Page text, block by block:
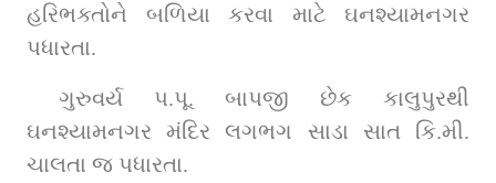
હરિભક્તોને બળિયા કરવા માટે ઘનશ્યામનગર
પધારતા.
ગુરુવર્ય પ.પૂ. બાપજી છેક કાલુપુરથી
ઘનશ્યામનગર મંદિર લગભગ સાડા સાત કિ.મી.
ચાલતા જ પધારતા.